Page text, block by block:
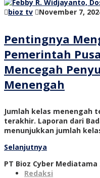
bioz tv
November 7,
Pentingnya
Pemerintah
Mencegah
Menengah
Jumlah kelas menengah
terakhir. Laporan dari
menunjukkan jumlah
Selanjutnya
PT Bioz Cyber Mediatama
Redaksi